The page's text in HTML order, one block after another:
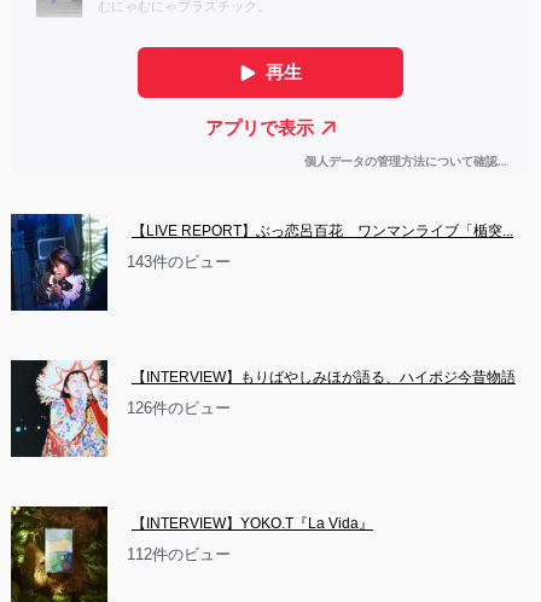
【LIVE REPORT】ぶっ恋呂百花　ワンマンライブ「楯突...
143件のビュー
【INTERVIEW】もりばやしみほが語る、ハイポジ今昔物語
126件のビュー
【INTERVIEW】YOKO.T『La Vida』
112件のビュー